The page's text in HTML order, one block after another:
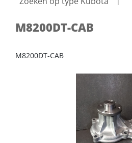
M8200DT-CAB
M8200DT-CAB